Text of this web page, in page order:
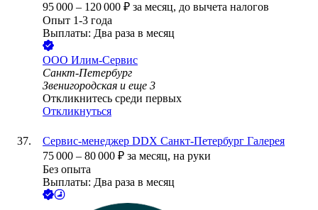
95 000 – 120 000 ₽ за месяц, до вычета налогов
Опыт 1-3 года
Выплаты: Два раза в месяц
ООО Илим-Сервис
Санкт-Петербург
Звенигородская и еще 3
Откликнитесь среди первых
Откликнуться
Сервис-менеджер DDX Санкт-Петербург Галерея
75 000 – 80 000 ₽ за месяц, на руки
Без опыта
Выплаты: Два раза в месяц